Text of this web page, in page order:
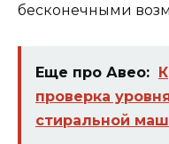
бесконечными
Еще про Авео:
проверка
стиральной